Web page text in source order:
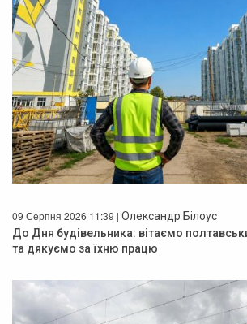
09 Серпня 2026 11:39 | Олександр Білоус
До Дня будівельника: вітаємо
та дякуємо за їхню працю